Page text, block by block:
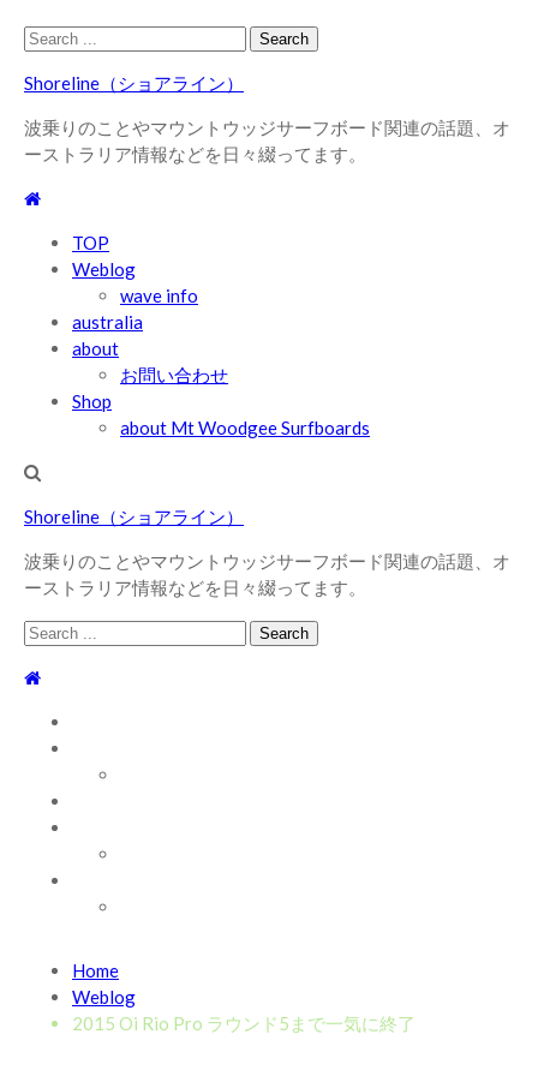
Skip
navigation
Skip
content
Search
Shoreline（ショアライン）
波乗りのことやマウントウッジサーフボード関連の話題、オ
ーストラリア情報などを日々綴ってます。
TOP
Weblog
wave info
australia
about
お問い合わせ
Shop
about Mt Woodgee Surfboards
Shoreline（ショアライン）
波乗りのことやマウントウッジサーフボード関連の話題、オ
ーストラリア情報などを日々綴ってます。
Search
2026/7/28 御前崎方面 よれ入ったダンパー多め
年7月28日
Home
Weblog
2015 Oi Rio Pro ラウンド5まで一気に終了